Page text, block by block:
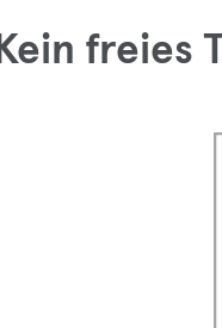
Kein freies